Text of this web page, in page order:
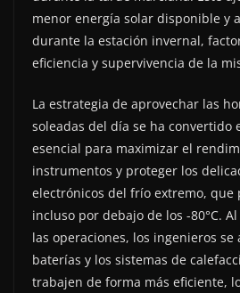
menor energía solar disponible y
durante la estación invernal,
eficiencia y supervivencia de la
La estrategia de aprovechar las
soleadas del día se ha convertido
esencial para maximizar el
instrumentos y proteger los
electrónicos del frío extremo, que
incluso por debajo de los -80°C.
las operaciones, los ingenieros se
baterías y los sistemas de
trabajen de forma más eficiente,